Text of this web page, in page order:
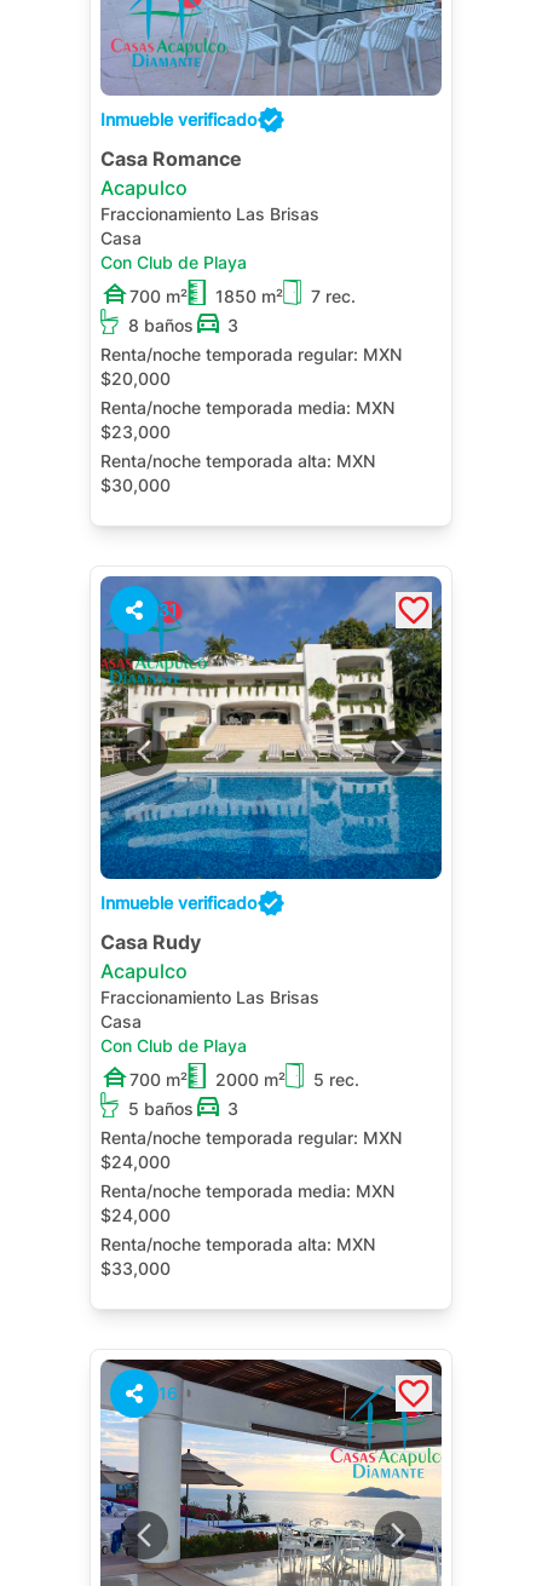
Inmueble verificado
Casa Romance
Acapulco
Fraccionamiento Las Brisas
Casa
Con Club de Playa
700 m²
1850 m²
7 rec.
8 baños
3
Renta/noche temporada regular: MXN
$20,000
Renta/noche temporada media: MXN
$23,000
Renta/noche temporada alta: MXN
$30,000
Alberca Privada Terraza
31
Inmueble verificado
Casa Rudy
Acapulco
Fraccionamiento Las Brisas
Casa
Con Club de Playa
700 m²
2000 m²
5 rec.
5 baños
3
Renta/noche temporada regular: MXN
$24,000
Renta/noche temporada media: MXN
$24,000
Renta/noche temporada alta: MXN
$33,000
Alberca Privada Terraza Jardín
16